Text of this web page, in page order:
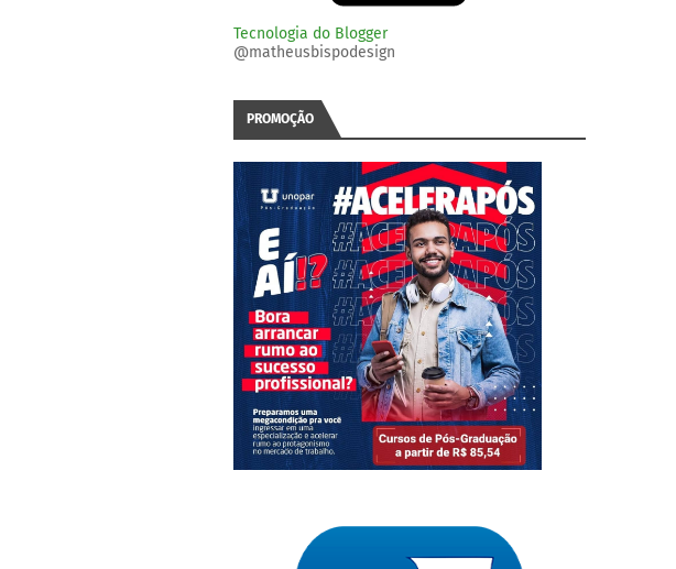
Tecnologia do Blogger
@matheusbispodesign
PROMOÇÃO